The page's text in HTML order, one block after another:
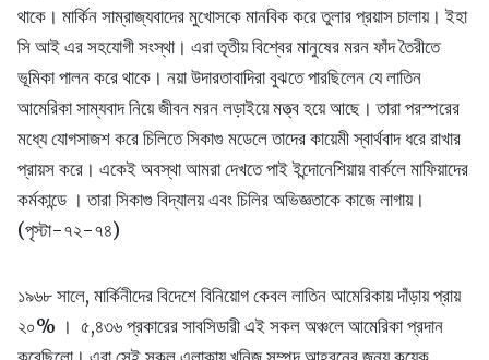
থাকে। মার্কিন সাম্রাজ্যবাদের মুখোসকে মানবিক করে তুলার প্রয়াস চালায়। ইহা
সি আই এর সহযোগী সংস্থা। এরা তৃতীয় বিশ্বের মানুষের মরন ফাঁদ তৈরীতে
ভূমিকা পালন করে থাকে। নয়া উদারতাবাদিরা বুঝতে পারছিলেন যে লাতিন
আমেরিকা সাম্যবাদ নিয়ে জীবন মরন লড়াইয়ে মত্ত্ব হয়ে আছে। তারা পরস্পরের
মধ্যে যোগসাজশ করে চিলিতে সিকাগু মডেলে তাদের কায়েমী স্বার্থবাদ ধরে রাখার
প্রায়স করে। একেই অবস্থা আমরা দেখতে পাই ইন্দোনেশিয়ায় বার্কলে মাফিয়াদের
কর্মকান্ডে । তারা সিকাগু বিদ্যালয় এবং চিলির অভিজ্ঞতাকে কাজে লাগায়।
(পৃস্টা-৭২-৭৪)
১৯৬৮ সালে, মার্কিনীদের বিদেশে বিনিয়োগ কেবল লাতিন আমেরিকায় দাঁড়ায় প্রায়
২০% । ৫,৪৩৬ প্রকারের সাবসিডারী এই সকল অঞ্চলে আমেরিকা প্রদান